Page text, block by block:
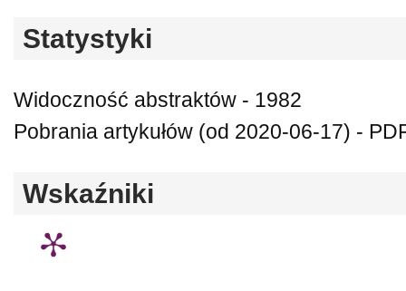
Statystyki
Widoczność abstraktów - 1982
Pobrania artykułów (od 2020-06-17) -
Wskaźniki